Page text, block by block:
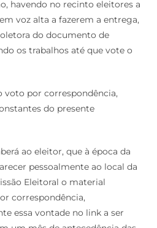
havendo no recinto eleitores a
voz alta a fazerem a entrega,
do documento de
os trabalhos até que vote o
voto por correspondência,
do presente
ao eleitor, que à época da
pessoalmente ao local da
Eleitoral o material
correspondência,
essa vontade no link a ser